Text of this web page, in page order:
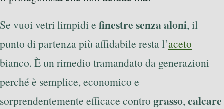
Se vuoi vetri limpidi e finestre senza aloni, il
punto di partenza più affidabile resta l’aceto
bianco. È un rimedio tramandato da generazioni
perché è semplice, economico e
sorprendentemente efficace contro grasso, calcare